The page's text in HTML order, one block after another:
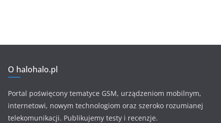
O halohalo.pl
Portal poświęcony tematyce GSM, urządzeniom mobilnym,
internetowi, nowym technologiom oraz szeroko rozumianej
telekomunikacji. Publikujemy testy i recenzje.